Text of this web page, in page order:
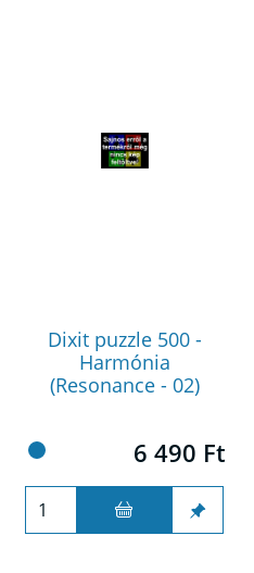
Dixit puzzle 500 -
Harmónia
(Resonance - 02)
6 490 Ft